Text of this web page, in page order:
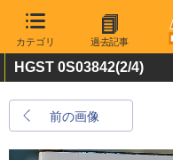
カテゴリ 過去記事
HGST 0S03842(2/4)
前の画像